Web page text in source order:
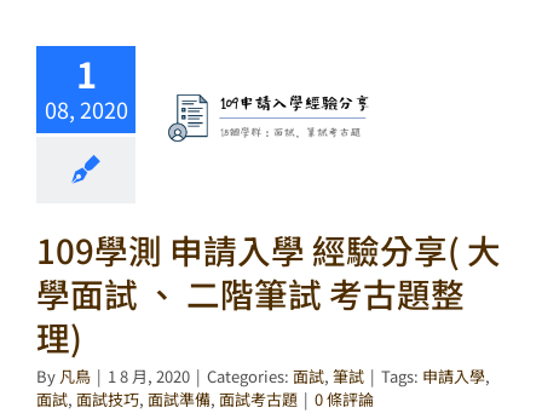
1
08, 2020
109學測 申請入學 經驗分享( 大
學面試 、 二階筆試 考古題整
理)
By 凡鳥 | 1 8 月, 2020 | Categories: 面試, 筆試 | Tags: 申請入學,
面試, 面試技巧, 面試準備, 面試考古題 | 0 條評論